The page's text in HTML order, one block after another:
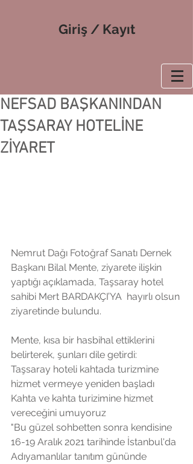
Giriş / Kayıt
NEFSAD BAŞKANINDAN
TAŞSARAY HOTELİNE
ZİYARET
Nemrut Dağı Fotoğraf Sanatı Dernek
Başkanı Bilal Mente, ziyarete ilişkin
yaptığı açıklamada, Taşsaray hotel
sahibi Mert BARDAKÇI’YA  hayırlı olsun
ziyaretinde bulundu.
Mente, kısa bir hasbihal ettiklerini
belirterek, şunları dile getirdi:
Taşsaray hoteli kahtada turizmine
hizmet vermeye yeniden başladı
Kahta ve kahta turizimine hizmet
vereceğini umuyoruz
"Bu güzel sohbetten sonra kendisine
16-19 Aralık 2021 tarihinde İstanbul'da
Adıyamanlılar tanıtım gününde